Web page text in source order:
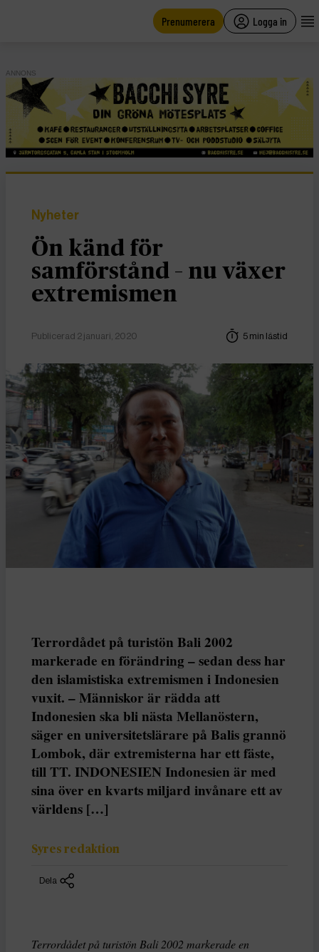
Prenumerera Logga in
ANNONS
Nyheter
Ön känd för
samförstånd – nu växer
extremismen
Publicerad 2 januari, 2020 5 min lästid
Terrordådet på turistön Bali 2002
markerade en förändring – sedan dess har
den islamistiska extremismen i Indonesien
vuxit. – Människor är rädda att
Indonesien ska bli nästa Mellanöstern,
säger en universitetslärare på Balis grannö
Lombok, där extremisterna har ett fäste,
till TT. INDONESIEN Indonesien är med
sina över en kvarts miljard invånare ett av
världens […]
Syres redaktion
Dela
Terrordådet på turistön Bali 2002 markerade en